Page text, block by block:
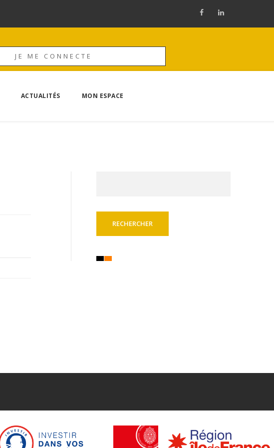
JE ME CONNECTE
ACTUALITÉS MON ESPACE